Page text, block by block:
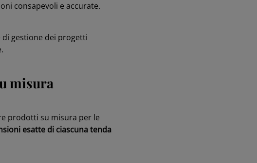
consapevoli e accurate.
gestione dei progetti
misura
prodotti su misura per le
esatte di ciascuna tenda